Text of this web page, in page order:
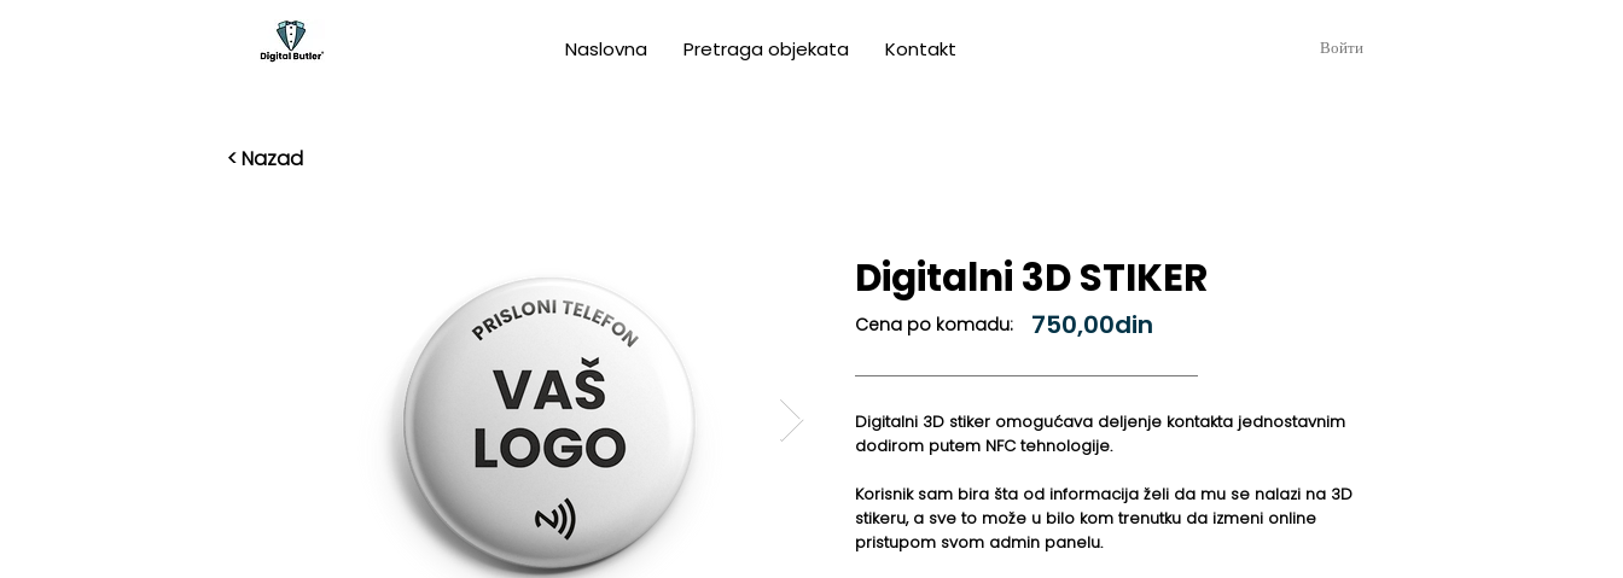
Naslovna Pretraga objekata Kontakt Войти
< Nazad
Digitalni 3D STIKER
Cena po komadu: 750,00din
Digitalni 3D stiker omogućava deljenje kontakta jednostavnim
dodirom putem NFC tehnologije.
Korisnik sam bira šta od informacija želi da mu se nalazi na 3D
stikeru, a sve to može u bilo kom trenutku da izmeni online
pristupom svom admin panelu.